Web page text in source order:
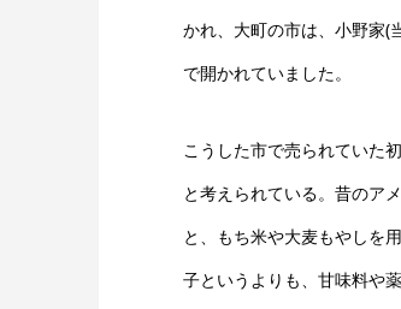
かれ、大町の市は、小野家(
で開かれていました。
こうした市で売られていた
と考えられている。昔のア
と、もち米や大麦もやしを
子というよりも、甘味料や